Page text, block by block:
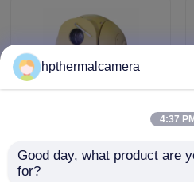
ニュース
事件
長期上昇温暖気流のカメラ
PTZの赤外線画像のカメラ
ZTRCシリーズ マルチ
スペクトル光学電子プ
hpthermalcamera
4:37 PM
Good day, what product are
for?